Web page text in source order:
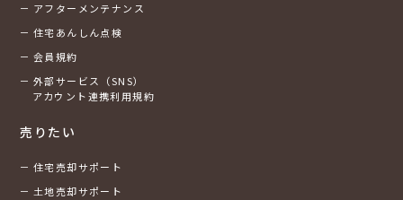
アフターメンテナンス
住宅あんしん点検
会員規約
外部サービス（SNS）
アカウント連携利用規約
売りたい
住宅売却サポート
土地売却サポート